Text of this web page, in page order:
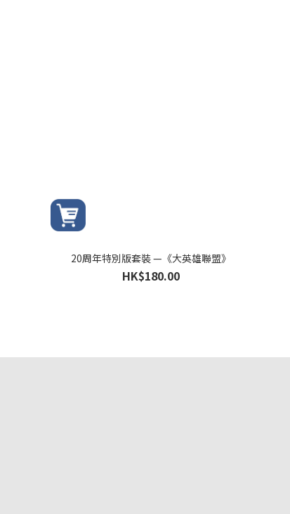
20周年特別版套裝 —《大英雄聯盟》
HK$180.00